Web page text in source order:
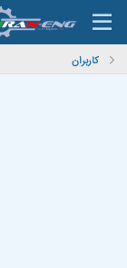
کاربران